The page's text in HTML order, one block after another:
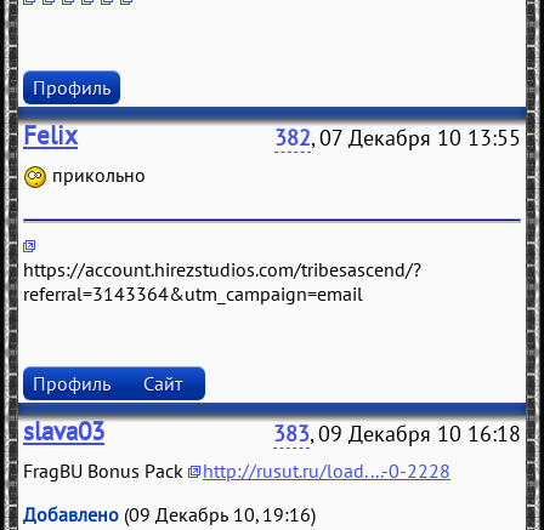
Профиль
Felix 382, 07 Декабря 10 13:55
прикольно
https://account.hirezstudios.com/tribesascend/?
referral=3143364&utm_campaign=email
Профиль Сайт
slava03 383, 09 Декабря 10 16:18
FragBU Bonus Pack
http://rusut.ru/load....-0-2228
Добавлено (09 Декабрь 10, 19:16)